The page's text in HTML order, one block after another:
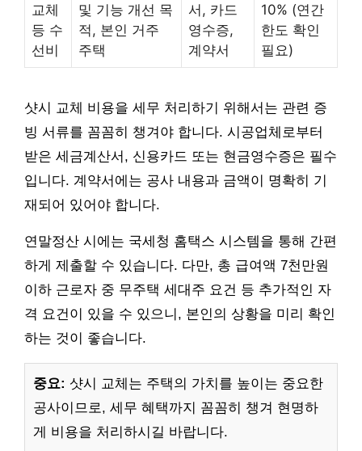
교체
등 수
선비
및 기능 개선 목
적, 본인 거주
주택
서, 카드
영수증,
계약서
10% (연간
한도 확인
필요)
샷시 교체 비용을 세무 처리하기 위해서는 관련 증
빙 서류를 꼼꼼히 챙겨야 합니다. 시공업체로부터
받은 세금계산서, 신용카드 또는 현금영수증은 필수
입니다. 계약서에는 공사 내용과 금액이 명확히 기
재되어 있어야 합니다.
연말정산 시에는 국세청 홈택스 시스템을 통해 간편
하게 제출할 수 있습니다. 다만, 총 급여액 7천만원
이하 근로자 중 무주택 세대주 요건 등 추가적인 자
격 요건이 있을 수 있으니, 본인의 상황을 미리 확인
하는 것이 좋습니다.
중요: 샷시 교체는 주택의 가치를 높이는 중요한
공사이므로, 세무 혜택까지 꼼꼼히 챙겨 현명하
게 비용을 처리하시길 바랍니다.